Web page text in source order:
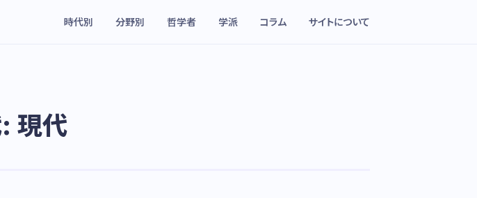
時代別 分野別 哲学者 学派 コラム サイトについて
現代